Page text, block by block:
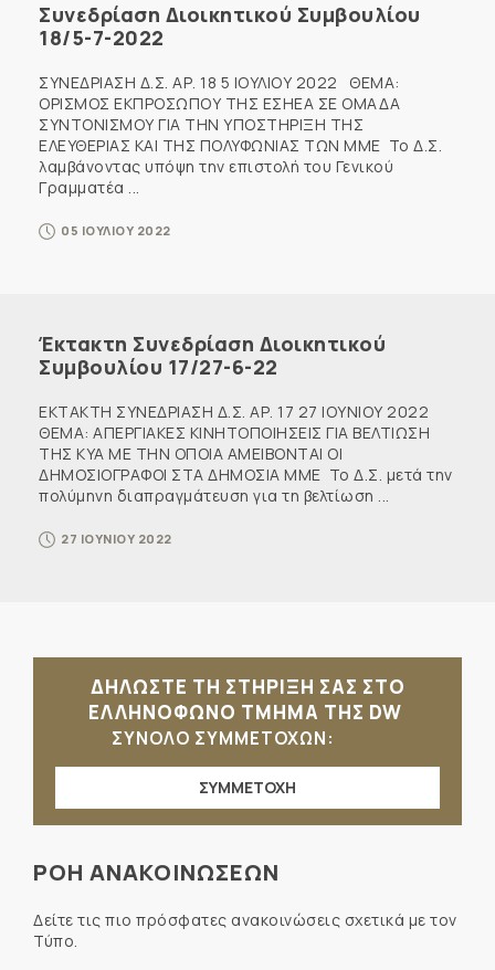
Συνεδρίαση Διοικητικού Συμβουλίου
18/5-7-2022
ΣΥΝΕΔΡΙΑΣΗ Δ.Σ. ΑΡ. 18 5 ΙΟΥΛΙΟΥ 2022 ΘΕΜΑ:
ΟΡΙΣΜΟΣ ΕΚΠΡΟΣΩΠΟΥ ΤΗΣ ΕΣΗΕΑ ΣΕ ΟΜΑΔΑ
ΣΥΝΤΟΝΙΣΜΟΥ ΓΙΑ ΤΗΝ ΥΠΟΣΤΗΡΙΞΗ ΤΗΣ
ΕΛΕΥΘΕΡΙΑΣ ΚΑΙ ΤΗΣ ΠΟΛΥΦΩΝΙΑΣ ΤΩΝ ΜΜΕ Το Δ.Σ.
λαμβάνοντας υπόψη την επιστολή του Γενικού
Γραμματέα ...
05 ΙΟΥΛΙΟΥ 2022
Έκτακτη Συνεδρίαση Διοικητικού
Συμβουλίου 17/27-6-22
ΕΚΤΑΚΤΗ ΣΥΝΕΔΡΙΑΣΗ Δ.Σ. ΑΡ. 17 27 ΙΟΥΝΙΟΥ 2022
ΘΕΜΑ: ΑΠΕΡΓΙΑΚΕΣ ΚΙΝΗΤΟΠΟΙΗΣΕΙΣ ΓΙΑ ΒΕΛΤΙΩΣΗ
ΤΗΣ ΚΥΑ ΜΕ ΤΗΝ ΟΠΟΙΑ ΑΜΕΙΒΟΝΤΑΙ ΟΙ
ΔΗΜΟΣΙΟΓΡΑΦΟΙ ΣΤΑ ΔΗΜΟΣΙΑ ΜΜΕ Το Δ.Σ. μετά την
πολύμηνη διαπραγμάτευση για τη βελτίωση ...
27 ΙΟΥΝΙΟΥ 2022
ΔΗΛΩΣΤΕ ΤΗ ΣΤΗΡΙΞΗ ΣΑΣ ΣΤΟ
ΕΛΛΗΝΟΦΩΝΟ ΤΜΗΜΑ ΤΗΣ DW
ΣΥΝΟΛΟ ΣΥΜΜΕΤΟΧΩΝ:
ΣΥΜΜΕΤΟΧΗ
ΡΟΗ ΑΝΑΚΟΙΝΩΣΕΩΝ
Δείτε τις πιο πρόσφατες ανακοινώσεις σχετικά με τον
Τύπο.